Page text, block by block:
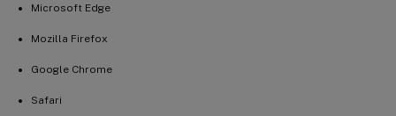
Microsoft Edge
Mozilla Firefox
Google Chrome
Safari